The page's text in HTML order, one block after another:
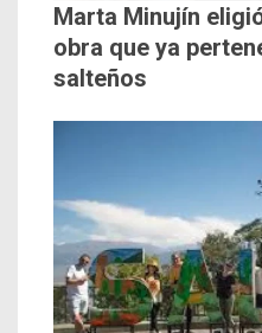
Marta Minujín
obra que ya
salteños